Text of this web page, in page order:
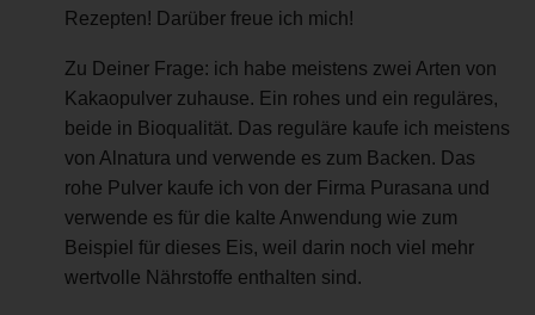
Rezepten! Darüber freue ich mich!
Zu Deiner Frage: ich habe meistens zwei Arten von
Kakaopulver zuhause. Ein rohes und ein reguläres,
beide in Bioqualität. Das reguläre kaufe ich meistens
von Alnatura und verwende es zum Backen. Das
rohe Pulver kaufe ich von der Firma Purasana und
verwende es für die kalte Anwendung wie zum
Beispiel für dieses Eis, weil darin noch viel mehr
wertvolle Nährstoffe enthalten sind.